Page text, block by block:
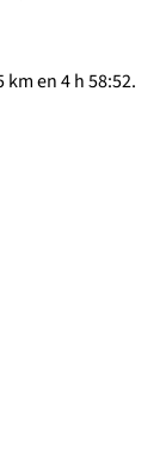
km en 4 h 58:52.